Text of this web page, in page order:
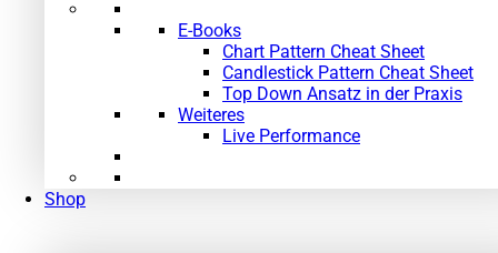
E-Books
Chart Pattern Cheat Sheet
Candlestick Pattern Cheat Sheet
Top Down Ansatz in der Praxis
Weiteres
Live Performance
Shop